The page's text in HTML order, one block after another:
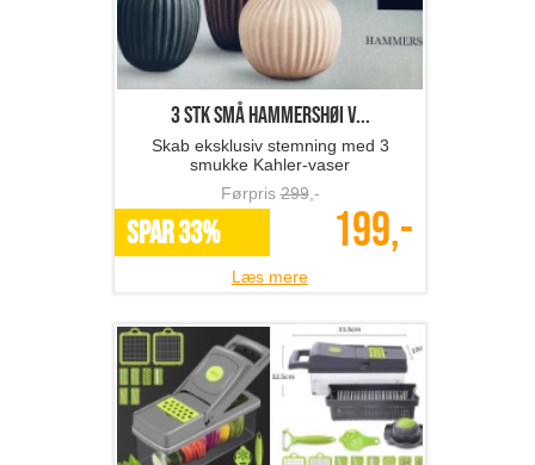
3 stk små Hammershøi v...
Skab eksklusiv stemning med 3
smukke Kahler-vaser
Førpris299,-
SPAR 33% 199,-
Læs mere